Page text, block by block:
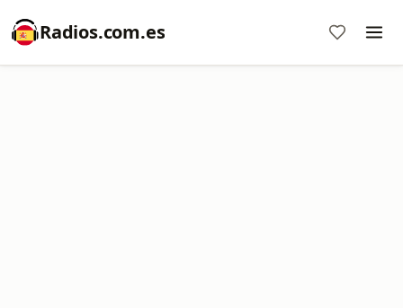
Radios.com.es